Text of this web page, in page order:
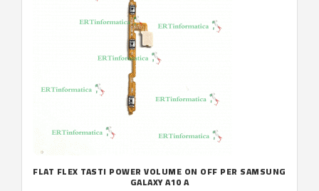
FLAT FLEX TASTI POWER VOLUME ON OFF PER SAMSUNG
GALAXY A10 A